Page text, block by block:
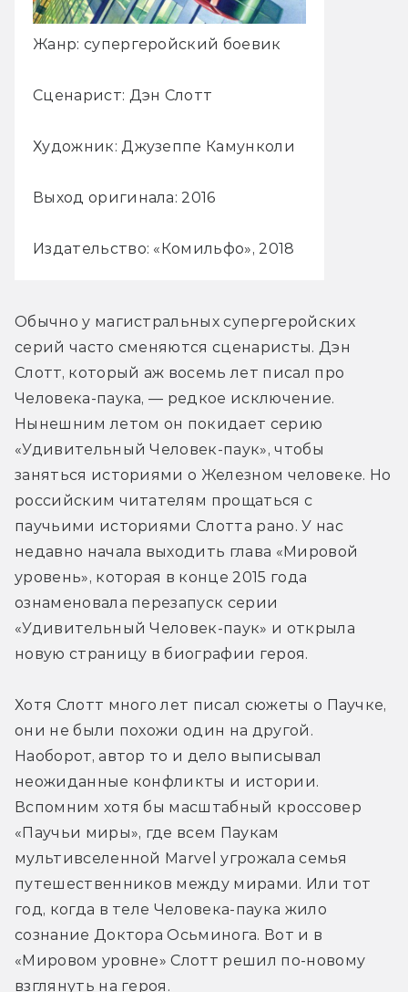
Жанр: супергеройский боевик
Сценарист: Дэн Слотт
Художник: Джузеппе Камунколи
Выход оригинала: 2016
Издательство: «Комильфо», 2018
Обычно у магистральных супергеройских
серий часто сменяются сценаристы. Дэн
Слотт, который аж восемь лет писал про
Человека-паука, — редкое исключение.
Нынешним летом он покидает серию
«Удивительный Человек-паук», чтобы
заняться историями о Железном человеке. Но
российским читателям прощаться с
паучьими историями Слотта рано. У нас
недавно начала выходить глава «Мировой
уровень», которая в конце 2015 года
ознаменовала перезапуск серии
«Удивительный Человек-паук» и открыла
новую страницу в биографии героя.
Хотя Слотт много лет писал сюжеты о Паучке,
они не были похожи один на другой.
Наоборот, автор то и дело выписывал
неожиданные конфликты и истории.
Вспомним хотя бы масштабный кроссовер
«Паучьи миры», где всем Паукам
мультивселенной Marvel угрожала семья
путешественников между мирами. Или тот
год, когда в теле Человека-паука жило
сознание Доктора Осьминога. Вот и в
«Мировом уровне» Слотт решил по-новому
взглянуть на героя.